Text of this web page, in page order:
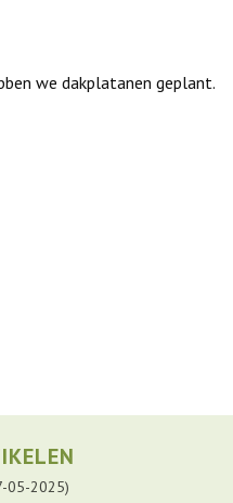
we dakplatanen geplant.
05-2025